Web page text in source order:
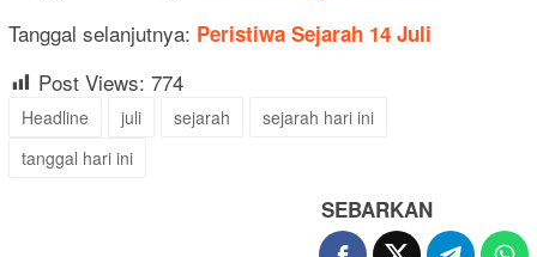
Tanggal selanjutnya: Peristiwa Sejarah 14 Juli
Post Views: 774
Headline juli sejarah
sejarah hari ini
tanggal hari ini
SEBARKAN